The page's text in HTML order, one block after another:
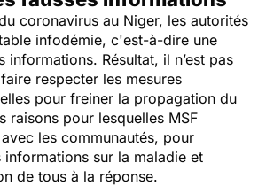
coronavirus au Niger, les autorités
infodémie, c'est-à-dire une
informations. Résultat, il n’est pas
respecter les mesures
pour freiner la propagation du
raisons pour lesquelles MSF
les communautés, pour
informations sur la maladie et
de tous à la réponse.